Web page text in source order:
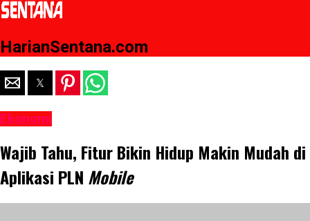
HarianSentana.com
Ekonomi
Wajib Tahu, Fitur Bikin Hidup Makin Mudah di
Aplikasi PLN Mobile